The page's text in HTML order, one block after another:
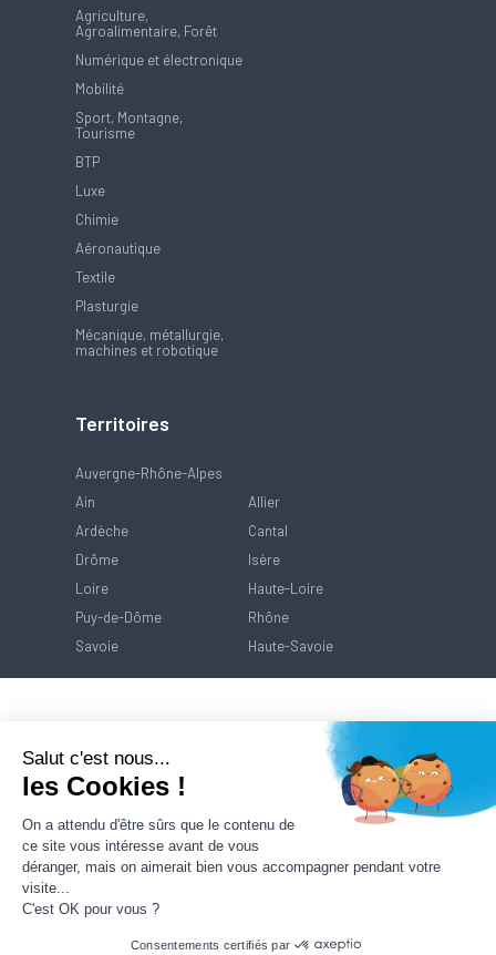
Agriculture,
Agroalimentaire, Forêt
Numérique et électronique
Mobilité
Sport, Montagne,
Tourisme
BTP
Luxe
Chimie
Aéronautique
Textile
Plasturgie
Mécanique, métallurgie,
machines et robotique
Territoires
Auvergne-Rhône-Alpes
Ain
Allier
Ardèche
Cantal
Drôme
Isère
Loire
Haute-Loire
Puy-de-Dôme
Rhône
Savoie
Haute-Savoie
Salut c'est nous...
les Cookies !
On a attendu d'être sûrs que le contenu de
ce site vous intéresse avant de vous
déranger, mais on aimerait bien vous accompagner pendant votre
visite...
C'est OK pour vous ?
Consentements certifiés par